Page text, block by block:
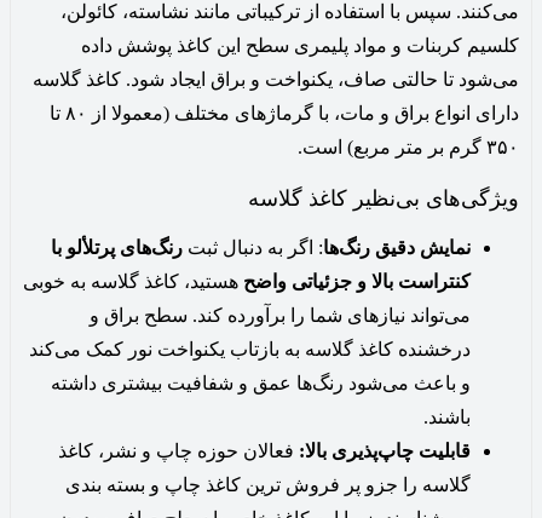
می‌کنند. سپس با استفاده از ترکیباتی مانند نشاسته، کائولن،
کلسیم کربنات و مواد پلیمری سطح این کاغذ پوشش داده
می‌شود تا حالتی صاف، یکنواخت و براق ایجاد شود. کاغذ گلاسه
دارای انواع براق و مات، با گرماژهای مختلف (معمولا از ۸۰ تا
۳۵۰ گرم بر متر مربع) است.
ویژگی‌های بی‌نظیر کاغذ گلاسه
نمایش دقیق رنگ‌ها: اگر به دنبال ثبت رنگ‌های پرتلألو با
کنتراست بالا و جزئیاتی واضح هستید، کاغذ گلاسه به خوبی
می‌تواند نیازهای شما را برآورده کند‌. سطح براق و
درخشنده کاغذ گلاسه به بازتاب یکنواخت نور کمک می‌کند
و باعث می‌شود رنگ‌ها عمق و شفافیت بیشتری داشته
باشند.
قابلیت چاپ‌پذیری بالا: فعالان حوزه چاپ و نشر، کاغذ
گلاسه را جزو پر فروش ترین کاغذ چاپ و بسته بندی